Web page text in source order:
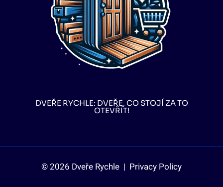
DVEŘE RYCHLE: DVEŘE, CO STOJÍ ZA TO
OTEVŘÍT!
© 2026 Dveře Rychle | Privacy Policy